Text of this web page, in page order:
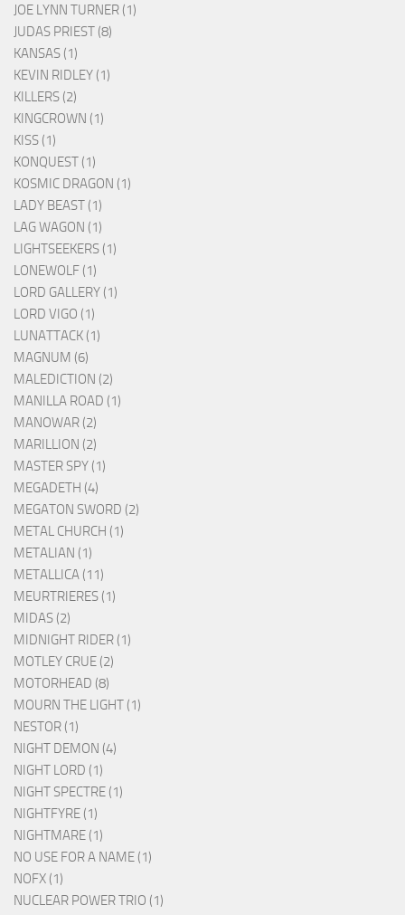
JOE LYNN TURNER (1)
JUDAS PRIEST (8)
KANSAS (1)
KEVIN RIDLEY (1)
KILLERS (2)
KINGCROWN (1)
KISS (1)
KONQUEST (1)
KOSMIC DRAGON (1)
LADY BEAST (1)
LAG WAGON (1)
LIGHTSEEKERS (1)
LONEWOLF (1)
LORD GALLERY (1)
LORD VIGO (1)
LUNATTACK (1)
MAGNUM (6)
MALEDICTION (2)
MANILLA ROAD (1)
MANOWAR (2)
MARILLION (2)
MASTER SPY (1)
MEGADETH (4)
MEGATON SWORD (2)
METAL CHURCH (1)
METALIAN (1)
METALLICA (11)
MEURTRIERES (1)
MIDAS (2)
MIDNIGHT RIDER (1)
MOTLEY CRUE (2)
MOTORHEAD (8)
MOURN THE LIGHT (1)
NESTOR (1)
NIGHT DEMON (4)
NIGHT LORD (1)
NIGHT SPECTRE (1)
NIGHTFYRE (1)
NIGHTMARE (1)
NO USE FOR A NAME (1)
NOFX (1)
NUCLEAR POWER TRIO (1)